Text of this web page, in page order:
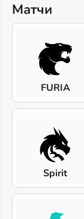
Матчи
FURIA
Spirit